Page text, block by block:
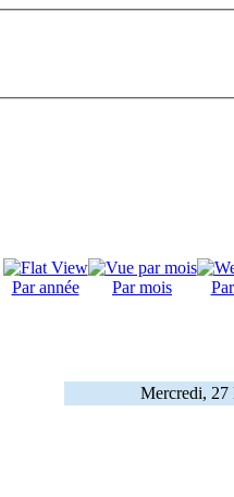
Par année Par mois
Mercredi, 27